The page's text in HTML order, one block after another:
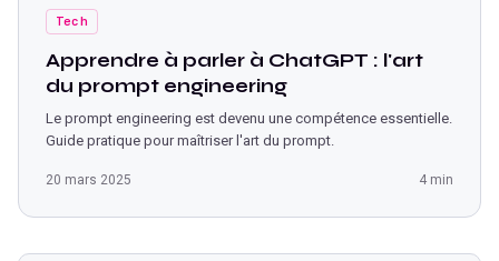
Tech
Apprendre à parler à ChatGPT : l'art
du prompt engineering
Le prompt engineering est devenu une compétence essentielle.
Guide pratique pour maîtriser l'art du prompt.
20 mars 2025 4 min